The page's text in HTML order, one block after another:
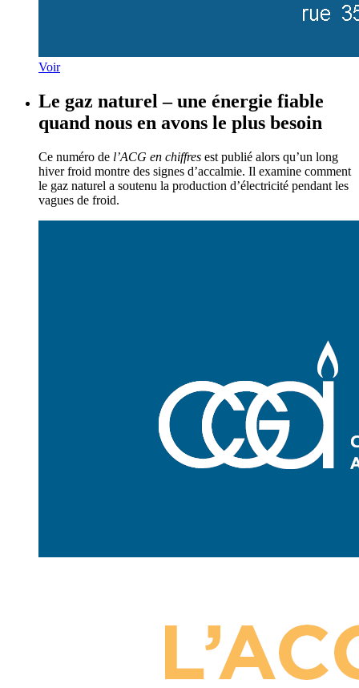
Voir
Le gaz naturel – une énergie fiable
quand nous en avons le plus besoin
Ce numéro de l’ACG en chiffres est publié alors qu’un long
hiver froid montre des signes d’accalmie. Il examine comment
le gaz naturel a soutenu la production d’électricité pendant les
vagues de froid.